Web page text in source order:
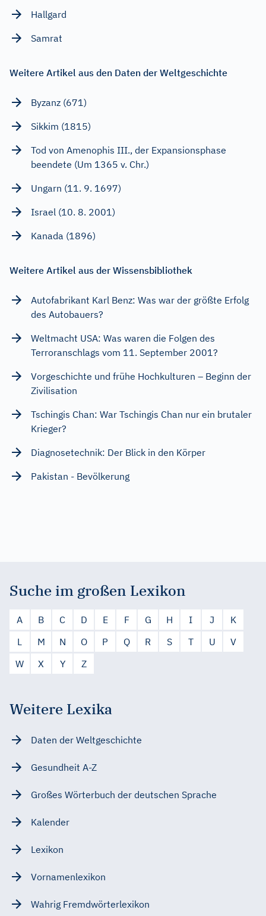
Hallgard
Samrat
Weitere Artikel aus den Daten der Weltgeschichte
Byzanz (671)
Sikkim (1815)
Tod von Amenophis III., der Expansionsphase
beendete (Um 1365 v. Chr.)
Ungarn (11. 9. 1697)
Israel (10. 8. 2001)
Kanada (1896)
Weitere Artikel aus der Wissensbibliothek
Autofabrikant Karl Benz: Was war der größte Erfolg
des Autobauers?
Weltmacht USA: Was waren die Folgen des
Terroranschlags vom 11. September 2001?
Vorgeschichte und frühe Hochkulturen – Beginn der
Zivilisation
Tschingis Chan: War Tschingis Chan nur ein brutaler
Krieger?
Diagnosetechnik: Der Blick in den Körper
Pakistan - Bevölkerung
Suche im großen Lexikon
A B C D E F G H I J
K
L
M N O P Q R S T U
V
W
X Y Z
Weitere Lexika
Daten der Weltgeschichte
Gesundheit A-Z
Großes Wörterbuch der deutschen Sprache
Kalender
Lexikon
Vornamenlexikon
Wahrig Fremdwörterlexikon